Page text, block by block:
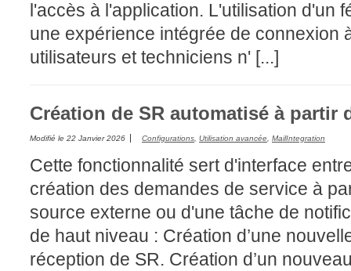
l'accès à l'application. L'utilisation d'un
une expérience intégrée de connexion
utilisateurs et techniciens n' [...]
Création de SR automatisé à partir
Modifié le 22 Janvier 2026 Configurations, Utilisation avancée, MailIntegration
Cette fonctionnalité sert d'interface
création des demandes de service à
source externe ou d'une tâche de
de haut niveau : Création d’une
réception de SR. Création d’un